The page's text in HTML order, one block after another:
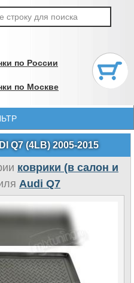
по России
по Москве
(4LB) 2005-2015
коврики (в салон и
Audi Q7